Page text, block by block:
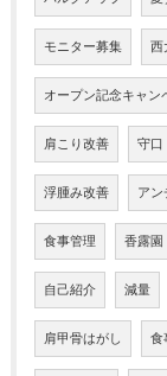
モニター募集 西
オープン記念キャン
肩こり改善 守口
浮腫み改善 ア
食事管理 香露園
自己紹介 減量
肩甲骨はがし 食